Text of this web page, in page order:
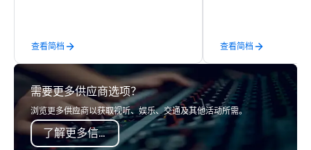
查看简档
massive gun turrets,
the heart of the
or racing against
ship in a thrilling
each experience
in unforgettable ways.
查看简档
需要更多供应商选项？
浏览更多供应商以获取视听、娱乐、交通及其他活动所需。
了解更多信息